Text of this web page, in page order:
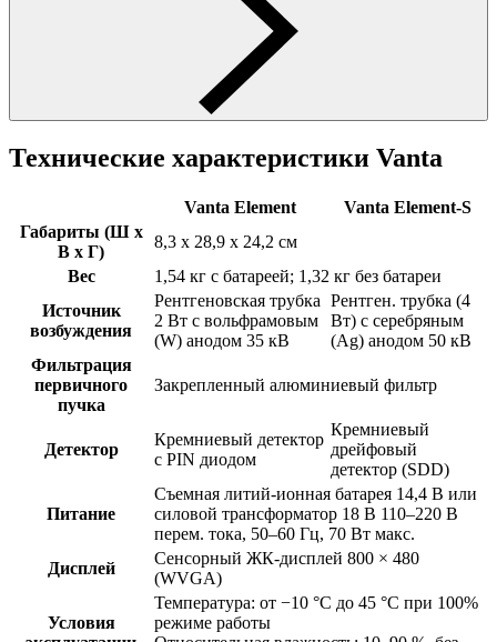
Технические характеристики Vanta
Vanta Element
Vanta Element-S
Габариты (Ш x
В x Г)
8,3 x 28,9 x 24,2 см
Вес
1,54 кг с батареей; 1,32 кг без батареи
Источник
возбуждения
Рентгеновская трубка
2 Вт с вольфрамовым
(W) анодом 35 кВ
Рентген. трубка (4
Вт) с серебряным
(Ag) анодом 50 кВ
Фильтрация
первичного
пучка
Закрепленный алюминиевый фильтр
Детектор
Кремниевый детектор
с PIN диодом
Кремниевый
дрейфовый
детектор (SDD)
Питание
Съемная литий-ионная батарея 14,4 В или
силовой трансформатор 18 В 110–220 В
перем. тока, 50–60 Гц, 70 Вт макс.
Дисплей
Сенсорный ЖК-дисплей 800 × 480
(WVGA)
Условия
Температура: от −10 °C до 45 °C при 100%
режиме работы